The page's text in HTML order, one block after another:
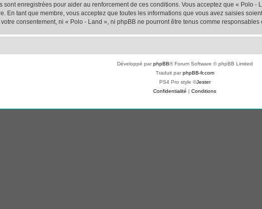
sont enregistrées pour aider au renforcement de ces conditions. Vous acceptez que « Polo
En tant que membre, vous acceptez que toutes les informations que vous avez saisies
consentement, ni « Polo - Land », ni phpBB ne pourront être tenus comme
Développé parphpBB® Forum Software © phpBB Limited
Traduit parphpBB-fr.com
PS4 Pro style ©Jester
Confidentialité | Conditions